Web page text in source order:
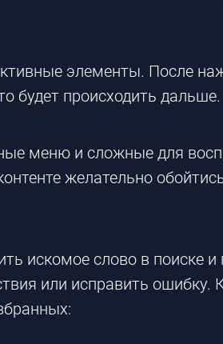
элементы. После
будет происходить дальше.
меню и сложные для
желательно
искомое слово в поиске и
или исправить ошибку.​